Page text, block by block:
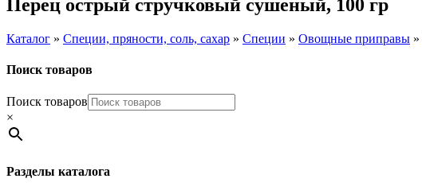
Перец острый стручковый сушеный, 100 гр
Каталог » Специи, пряности, соль, сахар » Специи » Овощные приправы »
Поиск товаров
Поиск товаров
×
Разделы каталога